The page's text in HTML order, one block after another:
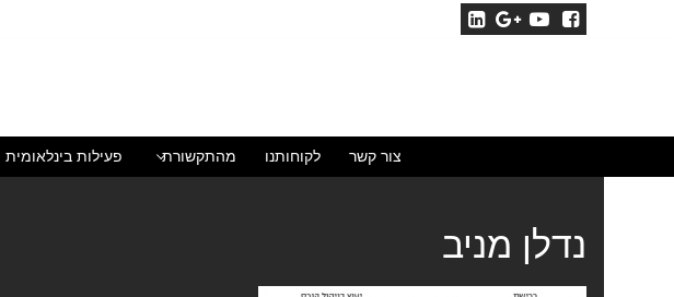
פעילות בינלאומית מהתקשורת לקוחותנו צור קשר
נדלן מניב